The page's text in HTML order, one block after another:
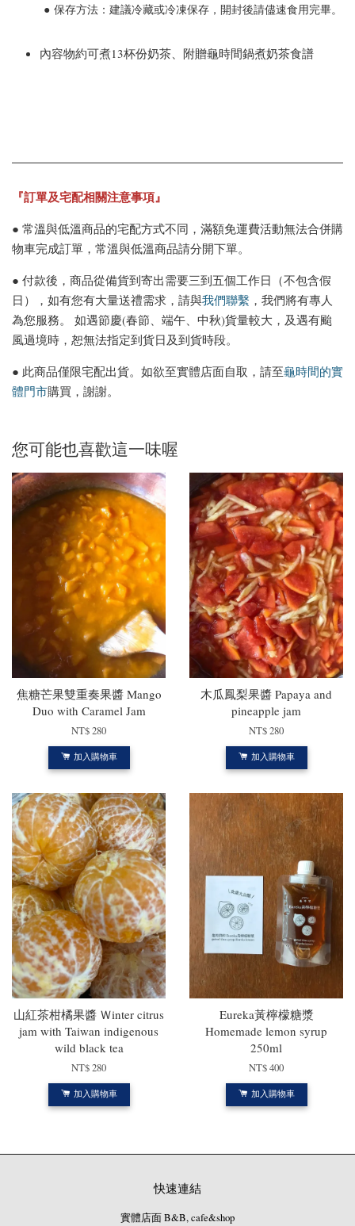
● 保存方法：建議冷藏或冷凍保存，開封後請儘速食用完畢。
內容物約可煮13杯份奶茶、附贈龜時間鍋煮奶茶食譜
『訂單及宅配相關注意事項』
● 常溫與低溫商品的宅配方式不同，滿額免運費活動無法合併購
物車完成訂單，常溫與低溫商品請分開下單。
● 付款後，商品從備貨到寄出需要三到五個工作日（不包含假
日），如有您有大量送禮需求，請與我們聯繫 ，我們將有專人
為您服務。 如遇節慶(春節、端午、中秋)貨量較大，及遇有颱
風過境時，恕無法指定到貨日及到貨時段。
● 此商品僅限宅配出貨。如欲至實體店面自取，請至龜時間的實
體門市購買，謝謝。
您可能也喜歡這一味喔
焦糖芒果雙重奏果醬 Mango
Duo with Caramel Jam
NT$ 280
加入購物車
木瓜鳳梨果醬 Papaya and
pineapple jam
NT$ 280
加入購物車
山紅茶柑橘果醬 Ｗinter citrus
jam with Taiwan indigenous
wild black tea
NT$ 280
加入購物車
Eureka黃檸檬糖漿
Homemade lemon syrup
250ml
NT$ 400
加入購物車
快速連結
實體店面 B&B, cafe&shop